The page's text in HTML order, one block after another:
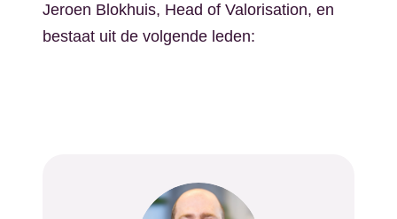
Jeroen Blokhuis, Head of Valorisation, en
bestaat uit de volgende leden: